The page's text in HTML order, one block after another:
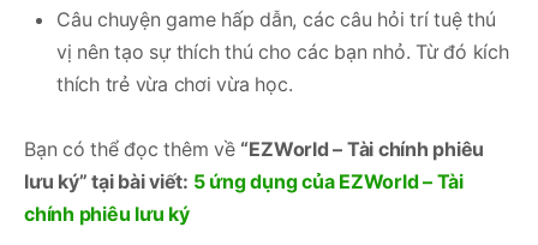
Câu chuyện game hấp dẫn, các câu hỏi trí tuệ thú
vị nên tạo sự thích thú cho các bạn nhỏ. Từ đó kích
thích trẻ vừa chơi vừa học.
Bạn có thể đọc thêm về “EZWorld – Tài chính phiêu
lưu ký” tại bài viết: 5 ứng dụng của EZWorld – Tài
chính phiêu lưu ký